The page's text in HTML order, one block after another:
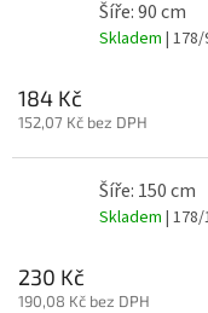
Šíře: 90 cm
Skladem |
184 Kč
152,07 Kč bez DPH
Šíře: 150 cm
Skladem |
230 Kč
190,08 Kč bez DPH